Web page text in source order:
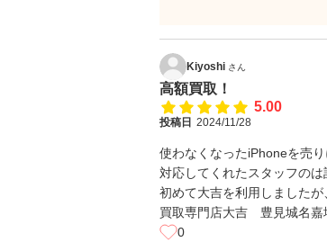
Kiyoshi さん
高額買取！
5.00
投稿日 2024/11/28
使わなくなったiPhoneを売り
対応してくれたスタッフのは
初めて大吉を利用しました
買取専門店大吉 豊見城名嘉
0